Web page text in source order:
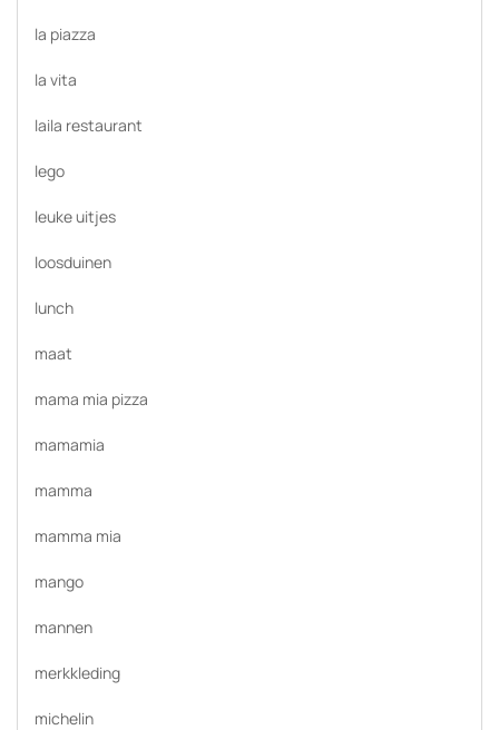
la piazza
la vita
laila restaurant
lego
leuke uitjes
loosduinen
lunch
maat
mama mia pizza
mamamia
mamma
mamma mia
mango
mannen
merkkleding
michelin